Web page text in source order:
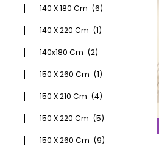
140 X 180 Cm (6)
140 X 220 Cm (1)
140x180 Cm (2)
150 X 260 Cm (1)
150 X 210 Cm (4)
150 X 220 Cm (5)
150 X 260 Cm (9)